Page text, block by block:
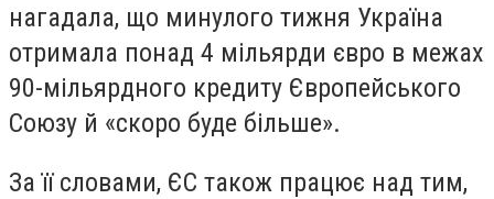
нагадала, що минулого тижня Україна
отримала понад 4 мільярди євро в межах
90-мільярдного кредиту Європейського
Союзу й «скоро буде більше».
За її словами, ЄС також працює над тим,